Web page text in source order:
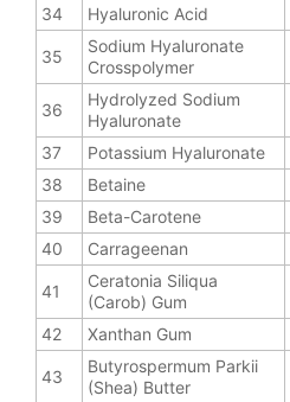
34 Hyaluronic Acid
35
Sodium Hyaluronate
Crosspolymer
36
Hydrolyzed Sodium
Hyaluronate
37 Potassium Hyaluronate
38
Betaine
39
Beta-Carotene
40
Carrageenan
41
Ceratonia Siliqua
(Carob) Gum
42 Xanthan Gum
43
Butyrospermum Parkii
(Shea) Butter